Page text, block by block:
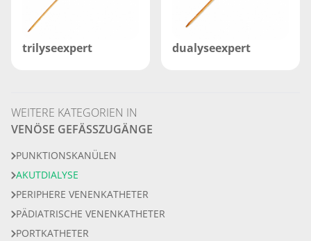
trilyseexpert dualyseexpert
WEITERE KATEGORIEN IN
VENÖSE GEFÄSSZUGÄNGE
PUNKTIONSKANÜLEN
AKUTDIALYSE
PERIPHERE VENENKATHETER
PÄDIATRISCHE VENENKATHETER
PORTKATHETER